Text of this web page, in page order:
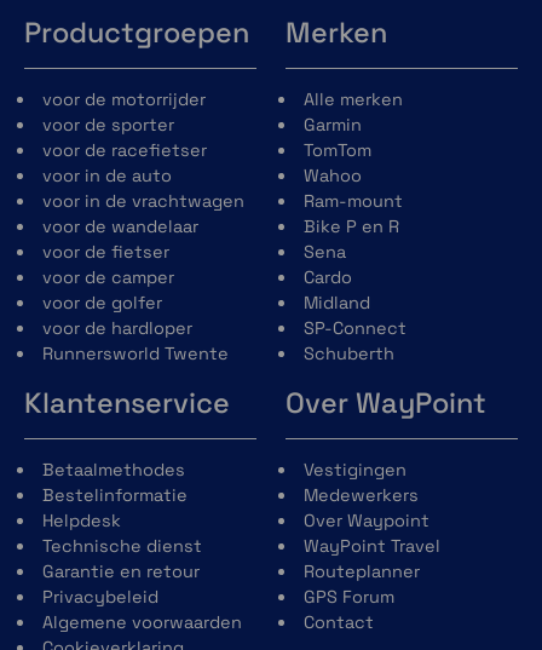
Productgroepen
voor de motorrijder
voor de sporter
voor de racefietser
voor in de auto
voor in de vrachtwagen
voor de wandelaar
voor de fietser
voor de camper
voor de golfer
voor de hardloper
Runnersworld Twente
Merken
Alle merken
Garmin
TomTom
Wahoo
Ram-mount
Bike P en R
Sena
Cardo
Midland
SP-Connect
Schuberth
Klantenservice
Betaalmethodes
Bestelinformatie
Helpdesk
Technische dienst
Garantie en retour
Privacybeleid
Algemene voorwaarden
Over WayPoint
Vestigingen
Medewerkers
Over Waypoint
WayPoint Travel
Routeplanner
GPS Forum
Contact